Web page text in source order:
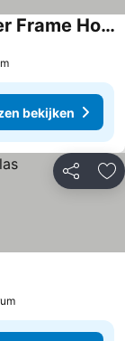
Betsys Hideaway, Unique Timber Frame Home
bekijken
Delen